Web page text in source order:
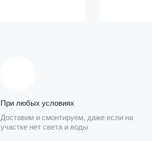
При любых условиях
Доставим и смонтируем, даже если на
участке нет света и воды